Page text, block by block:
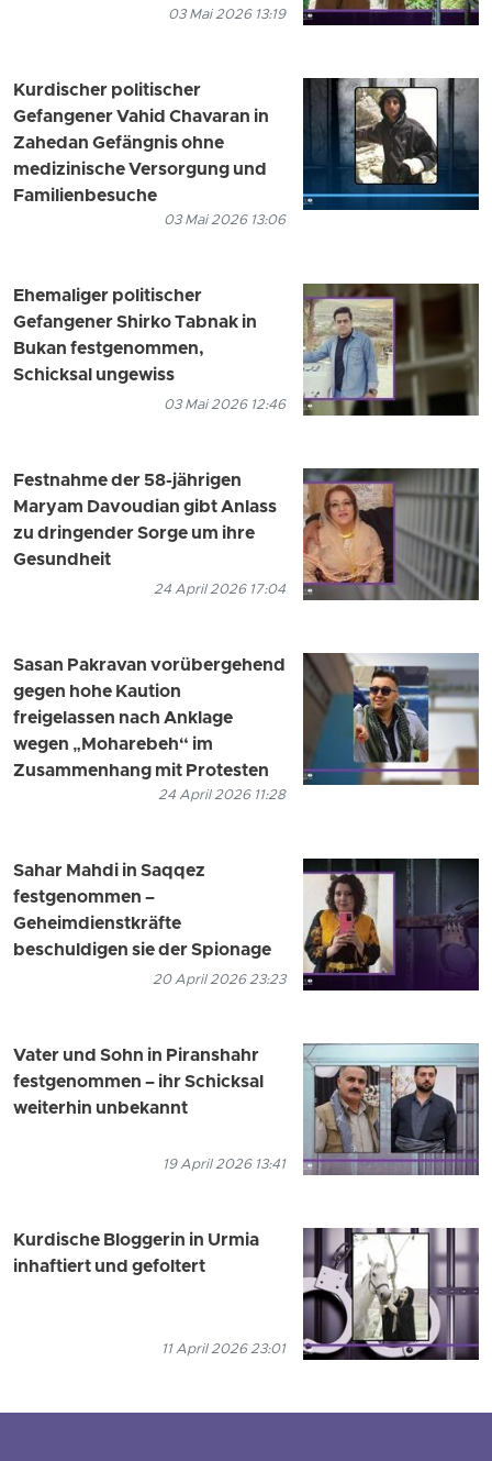
03 Mai 2026 13:19
Kurdischer politischer
Gefangener Vahid Chavaran in
Zahedan Gefängnis ohne
medizinische Versorgung und
Familienbesuche
03 Mai 2026 13:06
Ehemaliger politischer
Gefangener Shirko Tabnak in
Bukan festgenommen,
Schicksal ungewiss
03 Mai 2026 12:46
Festnahme der 58-jährigen
Maryam Davoudian gibt Anlass
zu dringender Sorge um ihre
Gesundheit
24 April 2026 17:04
Sasan Pakravan vorübergehend
gegen hohe Kaution
freigelassen nach Anklage
wegen „Moharebeh“ im
Zusammenhang mit Protesten
24 April 2026 11:28
Sahar Mahdi in Saqqez
festgenommen –
Geheimdienstkräfte
beschuldigen sie der Spionage
20 April 2026 23:23
Vater und Sohn in Piranshahr
festgenommen – ihr Schicksal
weiterhin unbekannt
19 April 2026 13:41
Kurdische Bloggerin in Urmia
inhaftiert und gefoltert
11 April 2026 23:01